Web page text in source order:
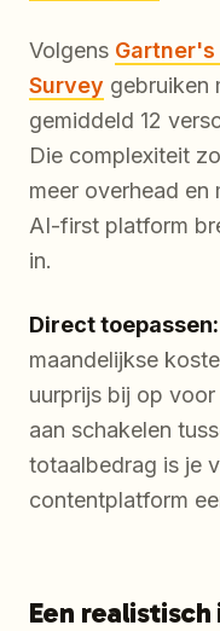
Volgens
Survey gebruiken
gemiddeld 12
Die complexiteit
meer overhead en
AI-first platform
in.
Direct toepassen:
maandelijkse
uurprijs bij op
aan schakelen
totaalbedrag is je
contentplatform
Een